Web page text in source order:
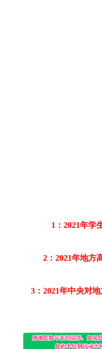
1：2021年学
2：2021年地方
3：2021年中央对